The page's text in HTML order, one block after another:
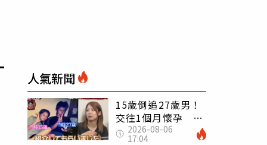
人氣新聞
15歲倒追27歲男！
交往1個月懷孕 36
歲當阿嬤故事曝光
2026-08-06
17:04